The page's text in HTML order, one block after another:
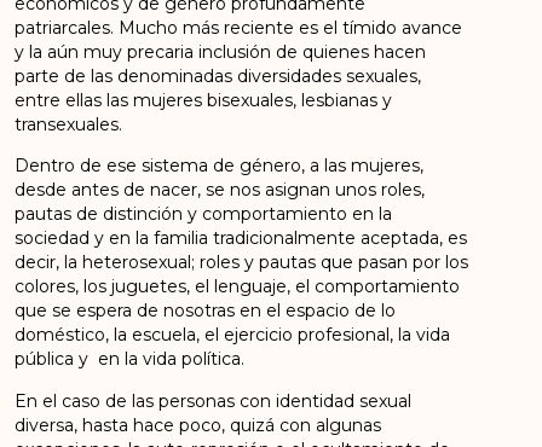
patriarcales. Mucho más reciente es el tímido avance
y la aún muy precaria inclusión de quienes hacen
parte de las denominadas diversidades sexuales,
entre ellas las mujeres bisexuales, lesbianas y
transexuales.
Dentro de ese sistema de género, a las mujeres,
desde antes de nacer, se nos asignan unos roles,
pautas de distinción y comportamiento en la
sociedad y en la familia tradicionalmente aceptada, es
decir, la heterosexual; roles y pautas que pasan por los
colores, los juguetes, el lenguaje, el comportamiento
que se espera de nosotras en el espacio de lo
doméstico, la escuela, el ejercicio profesional, la vida
pública y en la vida política.
En el caso de las personas con identidad sexual
diversa, hasta hace poco, quizá con algunas